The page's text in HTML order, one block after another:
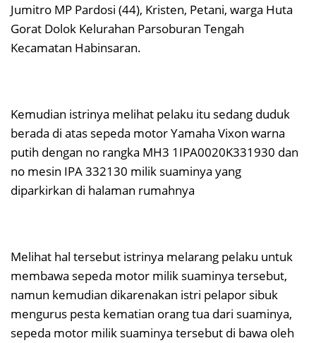
Jumitro MP Pardosi (44), Kristen, Petani, warga Huta
Gorat Dolok Kelurahan Parsoburan Tengah
Kecamatan Habinsaran.
Kemudian istrinya melihat pelaku itu sedang duduk
berada di atas sepeda motor Yamaha Vixon warna
putih dengan no rangka MH3 1IPA0020K331930 dan
no mesin IPA 332130 milik suaminya yang
diparkirkan di halaman rumahnya
Melihat hal tersebut istrinya melarang pelaku untuk
membawa sepeda motor milik suaminya tersebut,
namun kemudian dikarenakan istri pelapor sibuk
mengurus pesta kematian orang tua dari suaminya,
sepeda motor milik suaminya tersebut di bawa oleh